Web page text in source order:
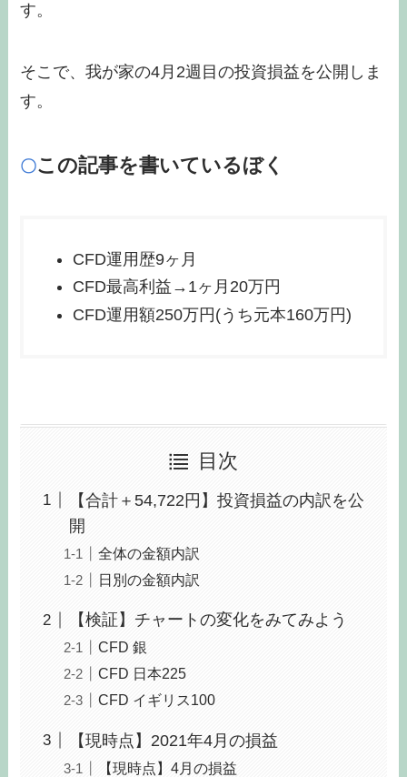
す。
そこで、我が家の4月2週目の投資損益を公開しま
す。
〇この記事を書いているぼく
CFD運用歴9ヶ月
CFD最高利益→1ヶ月20万円
CFD運用額250万円(うち元本160万円)
目次
【合計＋54,722円】投資損益の内訳を公
開
全体の金額内訳
日別の金額内訳
【検証】チャートの変化をみてみよう
CFD 銀
CFD 日本225
CFD イギリス100
【現時点】2021年4月の損益
【現時点】4月の損益